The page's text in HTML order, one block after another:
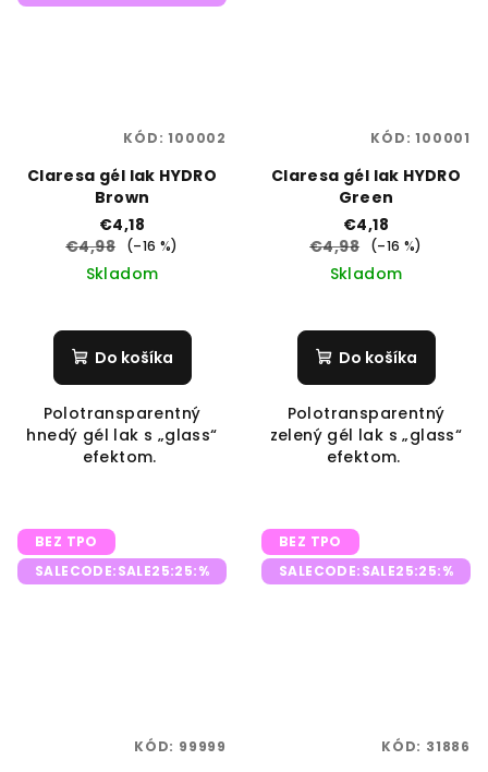
Claresa gél lak HYDRO
Brown
€4,18
€4,98
(–16 %)
Skladom
Do košíka
Polotransparentný
hnedý gél lak s „glass“
efektom.
KÓD:100002
Claresa gél lak HYDRO
Green
€4,18
€4,98
(–16 %)
Skladom
Do košíka
Polotransparentný
zelený gél lak s „glass“
efektom.
KÓD:100001
BEZ TPO
SALECODE:SALE25:25:%
KÓD: 99999
BEZ TPO
SALECODE:SALE25:25:%
KÓD: 31886